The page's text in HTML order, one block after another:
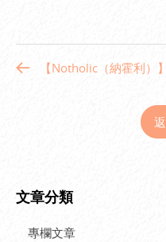
【Notholic（納霍利）
文章分類
專欄文章